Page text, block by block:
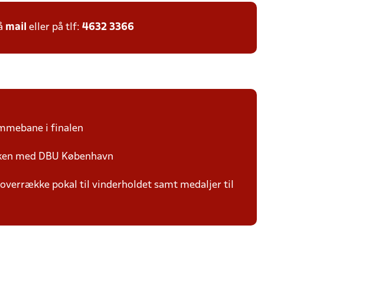
mail eller på tlf: 4632 3366
i finalen
med DBU København
pokal til vinderholdet samt medaljer til